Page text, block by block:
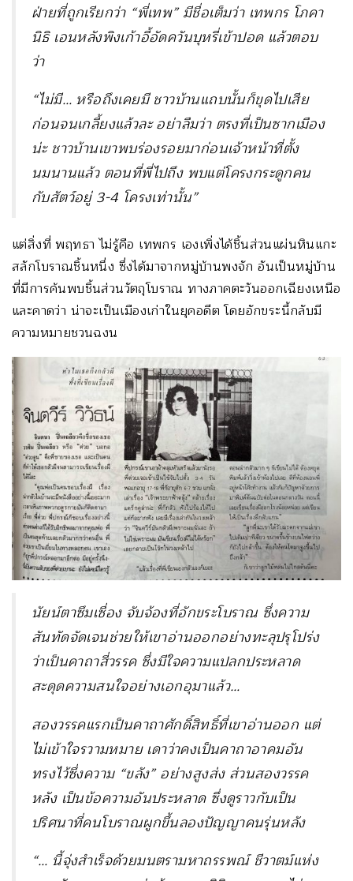
ฝ่ายที่ถูกเรียกว่า “พี่เทพ” มีชื่อเต็มว่า เทพกร โภคา
นิธิ เอนหลังพิงเก้าอี้อัดควันบุหรี่เข้าปอด แล้วตอบ
ว่า
“ไม่มี… หรือถึงเคยมี ชาวบ้านแถบนั้นก็ขุดไปเสีย
ก่อนจนเกลี้ยงแล้วละ อย่าลืมว่า ตรงที่เป็นซากเมือง
น่ะ ชาวบ้านเขาพบร่องรอยมาก่อนเจ้าหน้าที่ตั้ง
นมนานแล้ว ตอนที่พี่ไปถึง พบแต่โครงกระดูกคน
กับสัตว์อยู่ 3-4 โครงเท่านั้น”
แต่สิ่งที่ พฤทธา ไม่รู้คือ เทพกร เองเพิ่งได้ชิ้นส่วนแผ่นหินแกะ
สลักโบราณชิ้นหนึ่ง ซึ่งได้มาจากหมู่บ้านพงจัก อันเป็นหมู่บ้าน
ที่มีการค้นพบชิ้นส่วนวัตถุโบราณ ทางภาคตะวันออกเฉียงเหนือ
และคาดว่า น่าจะเป็นเมืองเก่าในยุคอดีต โดยอักขระนี้กลับมี
ความหมายชวนฉงน
นัยน์ตาซึมเซื่อง จับจ้องที่อักขระโบราณ ซึ่งความ
สันทัดจัดเจนช่วยให้เขาอ่านออกอย่างทะลุปรุโปร่ง
ว่าเป็นคาถาสี่วรรค ซึ่งมีใจความแปลกประหลาด
สะดุดความสนใจอย่างเอกอุมาแล้ว…
สองวรรคแรกเป็นคาถาศักดิ์สิทธิ์ที่เขาอ่านออก แต่
ไม่เข้าใจรวามหมาย เดาว่าคงเป็นคาถาอาคมอัน
ทรงไว้ซึ่งความ “ขลัง” อย่างสูงส่ง ส่วนสองวรรค
หลัง เป็นข้อความอันประหลาด ซึ่งดูราวกับเป็น
ปริศนาที่คนโบราณผูกขึ้นลองปัญญาคนรุ่นหลัง
“… นี้จุ่งสำเร็จด้วยมนตรามหาถรรพณ์ ชีวาตม์แห่ง